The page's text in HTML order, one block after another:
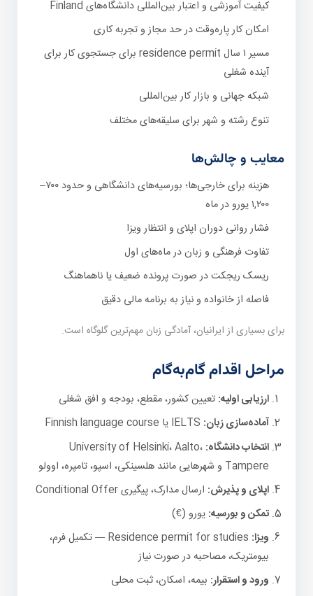
کیفیت آموزشی و اعتبار بین‌المللی دانشگاه‌های Finland
امکان کار پاره‌وقت در حد مجاز و تجربه کاری
مسیر ۱ سال residence permit برای جستجوی کار برای
آینده شغلی
شبکه جهانی و بازار کار بین‌المللی
تنوع رشته و شهر برای سلیقه‌های مختلف
معایب و چالش‌ها
هزینه برای خارجی‌ها؛ بورسیه‌های دانشگاهی و حدود ۷۰۰–
۱,۲۰۰ یورو در ماه
فشار روانی دوران اپلای و انتظار ویزا
تفاوت فرهنگی و زبان در ماه‌های اول
ریسک ریجکت در صورت پرونده ضعیف یا ناهماهنگ
فاصله از خانواده و نیاز به برنامه مالی دقیق
برای بسیاری از ایرانیان، آمادگی زبان مهم‌ترین گلوگاه است.
مراحل اقدام گام‌به‌گام
ارزیابی اولیه: تعیین کشور، مقطع، بودجه و افق شغلی
آماده‌سازی زبان:
انتخاب دانشگاه: University of Helsinki، Aalto،
Tampere و شهرهایی مانند هلسینکی، اسپو، تامپره، اوولو
اپلای و پذیرش: ارسال مدارک، پیگیری Conditional Offer
تمکن و بورسیه: یورو (€)
ویزا:
Residence permit for studies — تکمیل فرم،
بیومتریک، مصاحبه در صورت نیاز
ورود و استقرار: بیمه، اسکان، ثبت محلی